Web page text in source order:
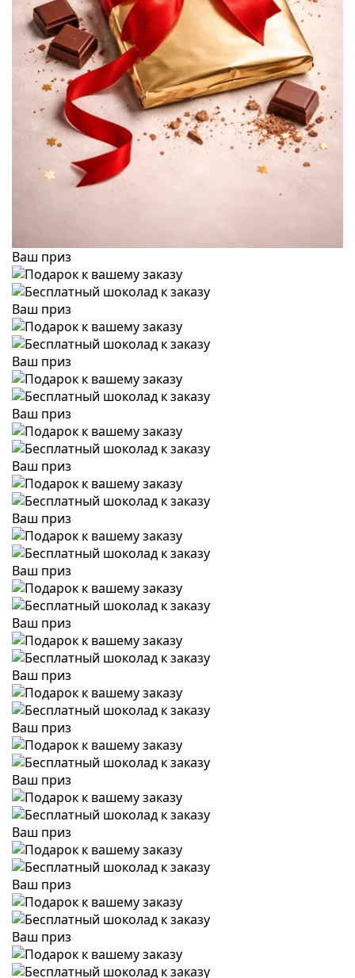
Ваш приз
Ваш приз
Ваш приз
Ваш приз
Ваш приз
Ваш приз
Ваш приз
Ваш приз
Ваш приз
Ваш приз
Ваш приз
Ваш приз
Ваш приз
Ваш приз